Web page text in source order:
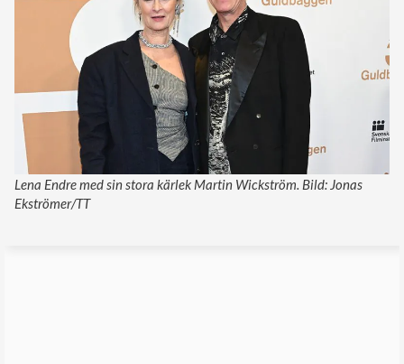
Lena Endre med sin stora kärlek Martin Wickström. Bild: Jonas
Ekströmer/TT